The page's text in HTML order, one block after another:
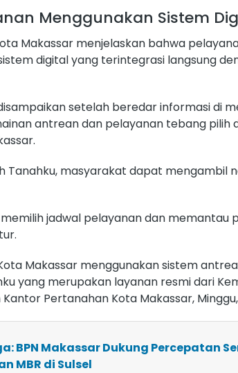
Menggunakan Sistem
Makassar menjelaskan bahwa
digital yang terintegrasi langsung
setelah beredar informasi di
antrean dan pelayanan tebang pilih
Tanahku, masyarakat dapat mengambil
jadwal pelayanan dan memantau
Makassar menggunakan sistem
yang merupakan layanan resmi dari
Pertanahan Kota Makassar,
BPN Makassar Dukung Percepatan
MBR di Sulsel